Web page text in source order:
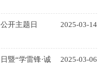
2025-03-14
开主题日
2025-03-06
暨“学雷锋·诚